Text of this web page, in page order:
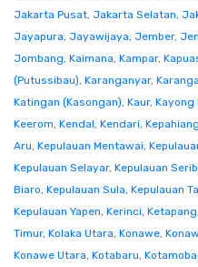
Jakarta Pusat, Jakarta Selatan,
Jayapura, Jayawijaya, Jember,
Jombang, Kaimana, Kampar,
(Putussibau), Karanganyar,
Katingan (Kasongan), Kaur, Kayong
Keerom, Kendal, Kendari, Kepahiang
Aru, Kepulauan Mentawai,
Kepulauan Selayar, Kepulauan
Biaro, Kepulauan Sula, Kepulauan
Kepulauan Yapen, Kerinci, Ketapang
Timur, Kolaka Utara, Konawe,
Konawe Utara, Kotabaru,